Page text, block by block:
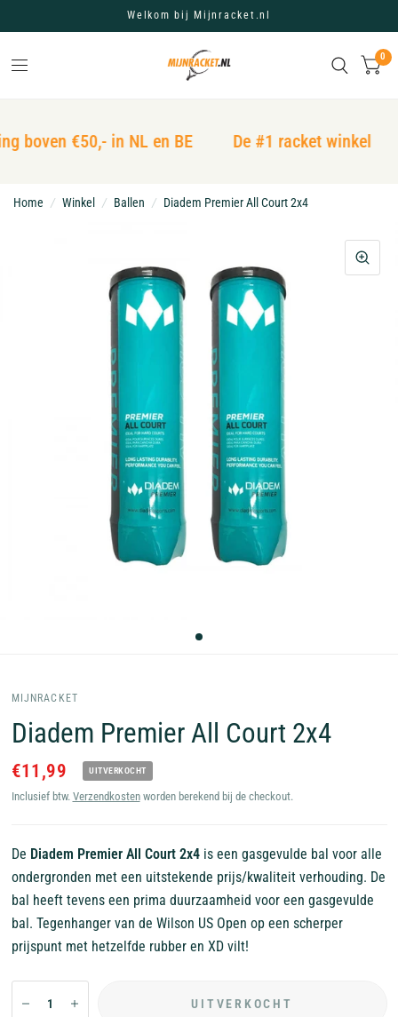
Welkom bij Mijnracket.nl
0
boven €50,- in NL en BE De #1 racket winkel
Home / Winkel / Ballen / Diadem Premier All Court 2x4
MIJNRACKET
Diadem Premier All Court 2x4
€11,99 UITVERKOCHT
Inclusief btw. Verzendkostenworden berekend bij de checkout.
De Diadem Premier All Court 2x4is een gasgevulde bal voor alle
ondergronden met een uitstekende prijs/kwaliteit verhouding. De
bal heeft tevens een prima duurzaamheid voor een gasgevulde
bal. Tegenhanger van de Wilson US Open op een scherper
prijspunt met hetzelfde rubber en XD vilt!
UITVERKOCHT